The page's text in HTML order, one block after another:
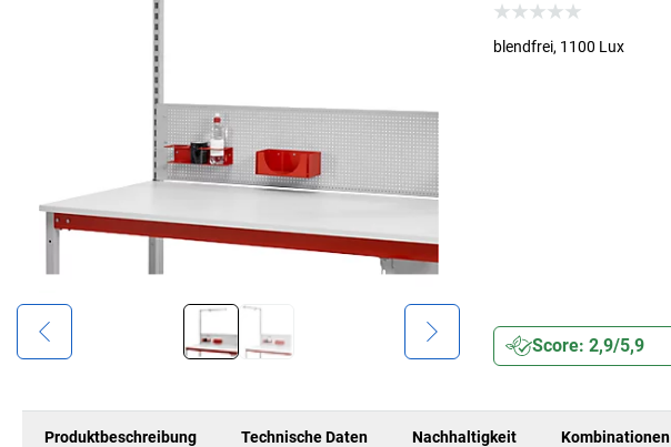
blendfrei, 1100 Lux
Score: 2,9/5,9
Produktbeschreibung Technische Daten Nachhaltigkeit Kombinationen